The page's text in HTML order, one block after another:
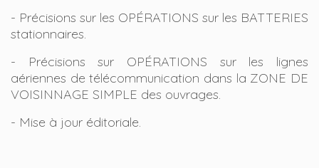
- Précisions sur les OPÉRATIONS sur les BATTERIES
stationnaires.
- Précisions sur OPÉRATIONS sur les lignes
aériennes de télécommunication dans la ZONE DE
VOISINNAGE SIMPLE des ouvrages.
- Mise à jour éditoriale.